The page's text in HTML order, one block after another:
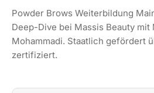
Powder Brows Weiterbildung
Deep-Dive bei Massis Beauty mit
Mohammadi. Staatlich gefördert
zertifiziert.